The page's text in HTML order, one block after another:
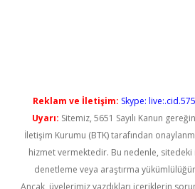
Reklam ve İletişim: Skype:
Uyarı: Sitemiz, 5651 Sayılı Kanun
İletişim Kurumu (BTK) tarafından
hizmet vermektedir. Bu nedenle,
denetleme veya araştırma
Ancak, üyelerimiz yazdıkları içeriklerin